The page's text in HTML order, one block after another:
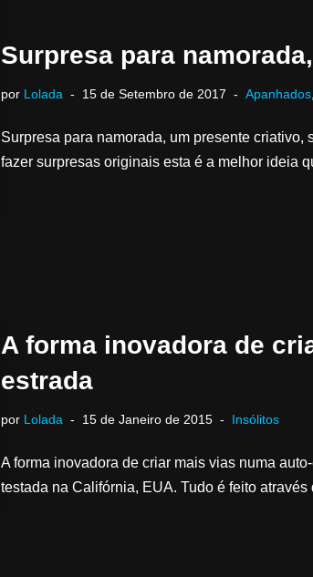
Surpresa para
por Lolada 15 de Setembro de 2017 Apanhados
Surpresa para namorada, um presente
fazer surpresas originais esta é a melhor ideia
A forma inovadora de
estrada
por Lolada 15 de Janeiro de 2015 Insólitos
A forma inovadora de criar mais vias numa
testada na Califórnia, EUA. Tudo é feito